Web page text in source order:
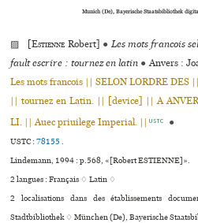
Munich (De), Bayerische Staatsbibliothek
▨ [Estienne Robert] ● Les mots francois
fault escrire : tournez en latin ● Anvers :
Les mots francois || SELON LORDRE DES
|| tournez en Latin. || [device] || A
LI. || Auec priuilege Imperial. || USTC ●
USTC :78155.
Lindemann, 1994 : p.568, «[Robert ESTIENNE]».
2 langues :Français ♢Latin ♢
2 localisations dans des établissements
Stadtbibliothek ♢ München (De), Bayerische